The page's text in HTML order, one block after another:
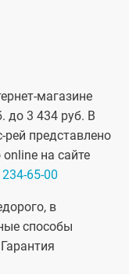
магазине
до 3 434 руб. В
представлено
на сайте
65-00
в
способы